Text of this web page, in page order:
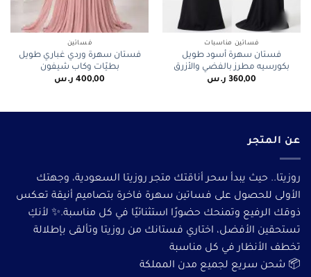
فساتين مناسبات
فستان سهرة أسود طويل
بكورسيه مطرز بالفضي والأزرق
360,00 ر.س
فساتين
فستان سهرة وردي غباري طويل
بطيّات وكاب شيفون
400,00 ر.س
عن المتجر
روزيتا.. حيث يبدأ سحر أناقتك متجر روزيتا السعودية، وجهتك
الأولى للحصول على فساتين سهرة فاخرة بتصاميم أنيقة تعكس
ذوقك الرفيع وتمنحك حضورًا استثنائيًا في كل مناسبة.✨ لأنكِ
تستحقين الأفضل، اختاري فستانك من روزيتا وتألقى بإطلالة
تخطف الأنظار في كل مناسبة
📦 شحن سريع لجميع مدن المملكة